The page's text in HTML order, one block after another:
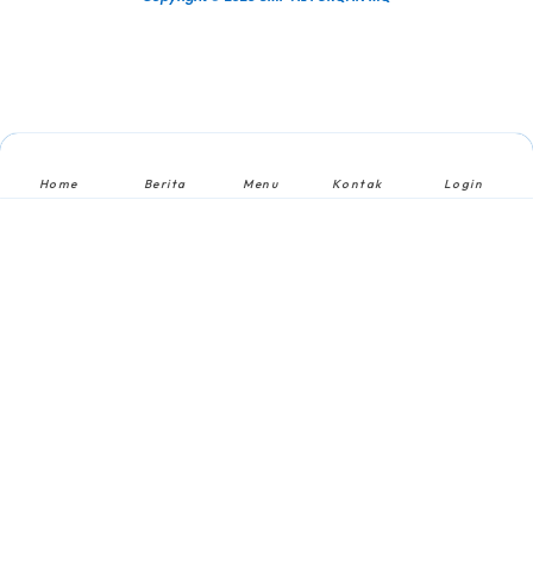
Home Berita Menu Kontak Login